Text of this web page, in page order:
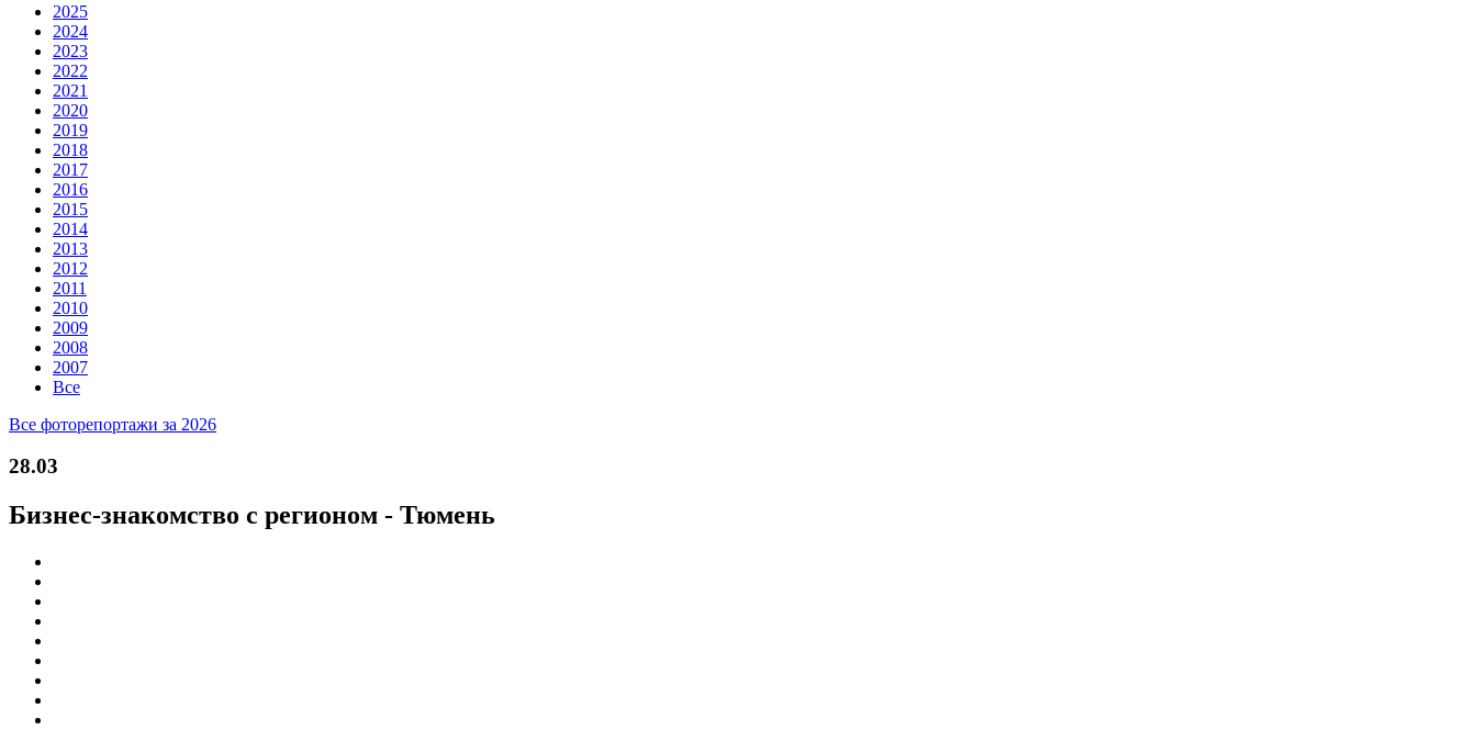
2025
2024
2023
2022
2021
2020
2019
2018
2017
2016
2015
2014
2013
2012
2011
2010
2009
2008
2007
Все
Все фоторепортажи за 2026
28.03
Бизнес-знакомство с регионом - Тюмень